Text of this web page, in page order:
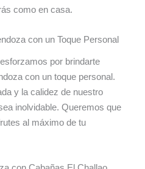
como en casa.
con un Toque Personal
por brindarte
con un toque personal.
y la calidez de nuestro
inolvidable. Queremos que
al máximo de tu